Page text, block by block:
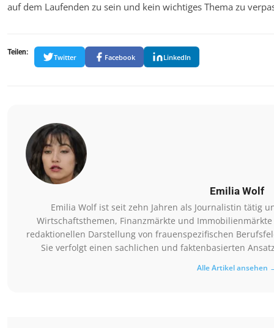
auf dem Laufenden zu sein und kein wichtiges Thema zu
Teilen:
Twitter Facebook LinkedIn
Emilia Wolf
Emilia Wolf ist seit zehn Jahren als Journalistin tätig
Wirtschaftsthemen, Finanzmärkte und
redaktionellen Darstellung von frauenspezifischen
Sie verfolgt einen sachlichen und faktenbasierten
Alle Artikel ansehen